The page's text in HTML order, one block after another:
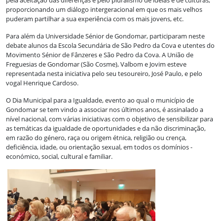
proporcionando um diálogo intergeracional em que os mais velhos
puderam partilhar a sua experiência com os mais jovens, etc.
Para além da Universidade Sénior de Gondomar, participaram neste
debate alunos da Escola Secundária de São Pedro da Cova e utentes do
Movimento Sénior de Fânzeres e São Pedro da Cova. A União de
Freguesias de Gondomar (São Cosme), Valbom e Jovim esteve
representada nesta iniciativa pelo seu tesoureiro, José Paulo, e pelo
vogal Henrique Cardoso.
O Dia Municipal para a Igualdade, evento ao qual o município de
Gondomar se tem vindo a associar nos últimos anos, é assinalado a
nível nacional, com várias iniciativas com o objetivo de sensibilizar para
as temáticas da igualdade de oportunidades e da não discriminação,
em razão do género, raça ou origem étnica, religião ou crença,
deficiência, idade, ou orientação sexual, em todos os domínios -
económico, social, cultural e familiar.